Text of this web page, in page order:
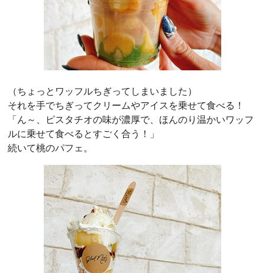
（ちょっとワッフルちぎってしまいました）
それを手でちぎってクリームやアイスを乗せて食べる！
「ん～、ピスタチオの味が濃厚で、ほんのり温かいワッフ
ルに乗せて食べるとすごく合う！」
続いて桃のパフェ。